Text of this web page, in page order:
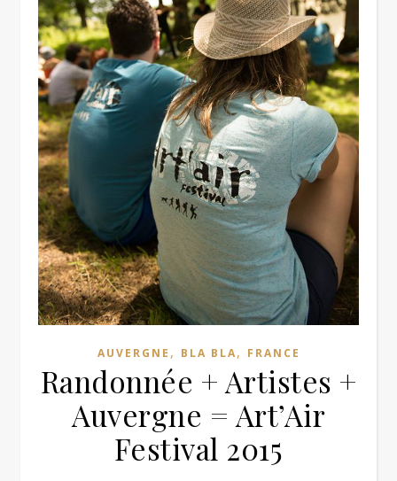
AUVERGNE , BLA BLA, FRANCE
Randonnée + Artistes +
Auvergne = Art’Air
Festival 2015